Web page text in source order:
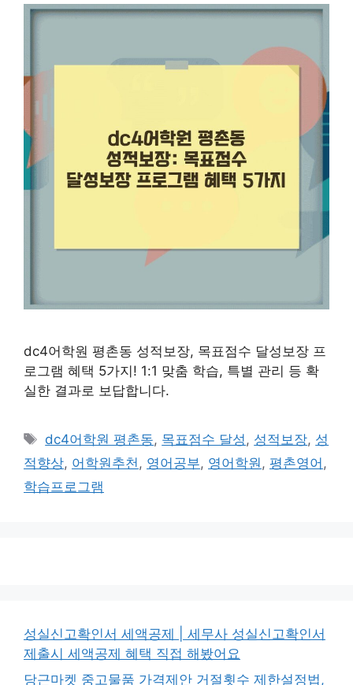
dc4어학원 평촌동 성적보장, 목표점수 달성보장 프
로그램 혜택 5가지! 1:1 맞춤 학습, 특별 관리 등 확
실한 결과로 보답합니다.
태
그
dc4어학원 평촌동, 목표점수 달성 , 성적보장, 성
적향상, 어학원추천 , 영어공부, 영어학원 , 평촌영어 ,
학습프로그램
성실신고확인서 세액공제 | 세무사 성실신고확인서
제출시 세액공제 혜택 직접 해봤어요
당근마켓 중고물품 가격제안 거절횟수 제한설정법,